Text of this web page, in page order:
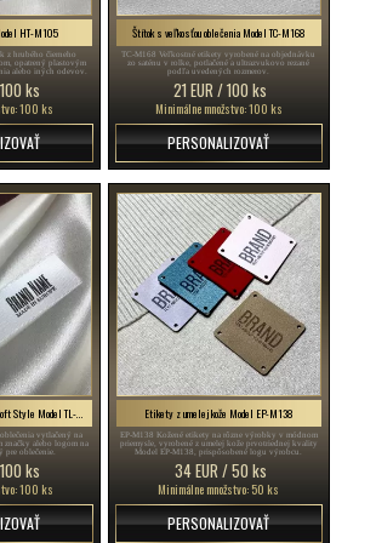
HT-M105
z hrubého čierneho
opatrený plastovým
alebo iných odevov.
ks
100 ks
Štítok s veľkosťou oblečenia Model TC-M168
TC-M168 Veľkostné etikety vyrobené na objednávku
zo saténu v rolke, potlačené a ultrazvukovo rezané
podľa uvedených rozmerov.
21 EUR / 100 ks
Minimálne množstvo: 100 ks
PERSONALIZOVAŤ
Textilné etikety našívacie Soft Style Model TL-M16
vytlačený na
značky alebo logom na
pre oblečenie.
ks
100 ks
Etikety z umelej kože Model EP-M138
EP-M138 Kožené etikety na rôzne výrobky v módnom
priemysle, vyrobené z umelej kože prvotriednej kvality
Model EP-M138, prispôsobené logu výrobcu.
34 EUR / 50 ks
Minimálne množstvo: 50 ks
PERSONALIZOVAŤ